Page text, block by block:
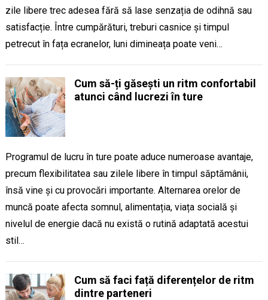
zile libere trec adesea fără să lase senzația de odihnă sau
satisfacție. Între cumpărături, treburi casnice și timpul
petrecut în fața ecranelor, luni dimineața poate veni…
Cum să-ți găsești un ritm confortabil
atunci când lucrezi în ture
Programul de lucru în ture poate aduce numeroase avantaje,
precum flexibilitatea sau zilele libere în timpul săptămânii,
însă vine și cu provocări importante. Alternarea orelor de
muncă poate afecta somnul, alimentația, viața socială și
nivelul de energie dacă nu există o rutină adaptată acestui
stil…
Cum să faci față diferențelor de ritm
dintre parteneri